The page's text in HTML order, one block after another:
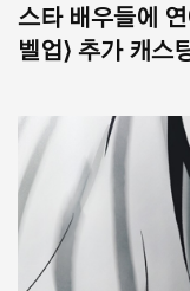
스타 배우들에
벨업⟩ 추가 캐스